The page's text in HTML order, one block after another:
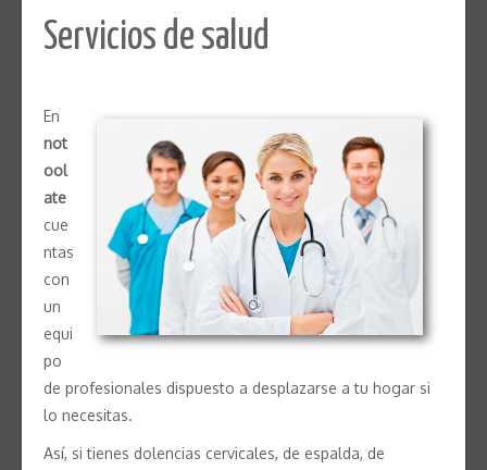
Servicios de salud
En
not
ool
ate
cue
ntas
con
un
equi
po
de profesionales dispuesto a desplazarse a tu hogar si
lo necesitas.
Así, si tienes dolencias cervicales, de espalda, de